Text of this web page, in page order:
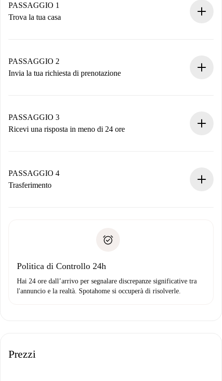
PASSAGGIO 1
Trova la tua casa
Hai tutte le informazioni necessarie in anticipo.
PASSAGGIO 2
Invia la tua richiesta di prenotazione
non accetta.
PASSAGGIO 3
Ricevi una risposta in meno di 24 ore
contatto con il proprietario.
Se rifiutata: non ti addebiteremo nulla e ti proporremo
Domiciliazione del pagamento
PASSAGGIO 4
Trasferimento
solo se non segnali problemi.
Politica di Controllo 24h
Hai 24 ore dall’arrivo per segnalare discrepanze significative tra
l'annuncio e la realtà. Spotahome si occuperà di risolverle.
Prezzi